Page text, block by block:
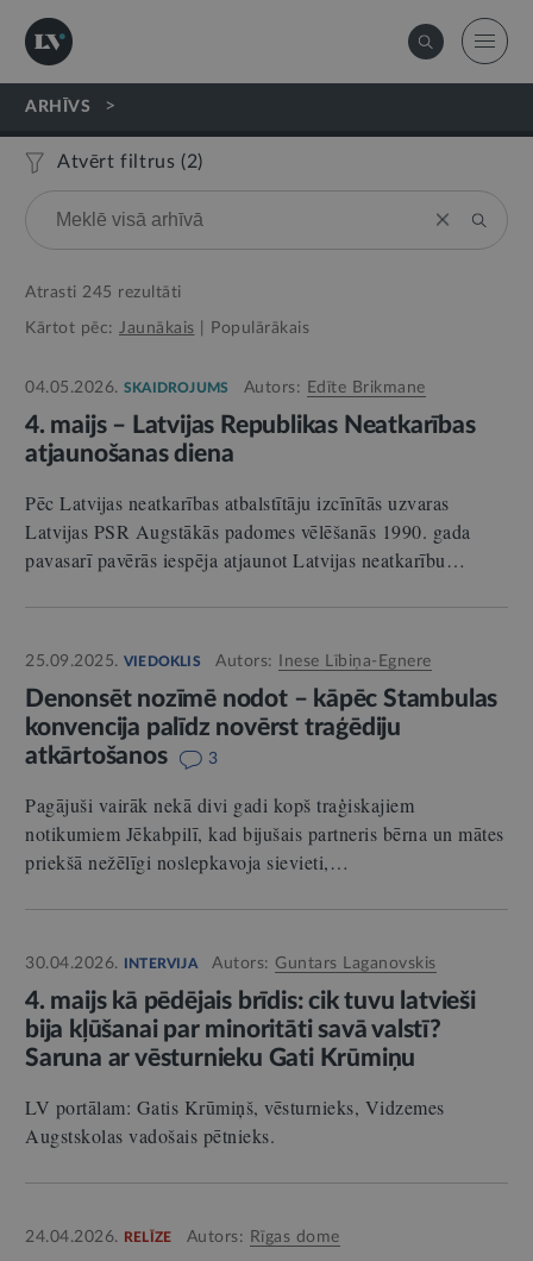
ARHĪVS >
Atvērt filtrus (2)
Atrasti 245 rezultāti
Kārtot pēc: Jaunākais Populārākais
04.05.2026. SKAIDROJUMS Autors: Edīte Brikmane
4. maijs – Latvijas Republikas Neatkarības
atjaunošanas diena
Pēc Latvijas neatkarības atbalstītāju izcīnītās uzvaras
Latvijas PSR Augstākās padomes vēlēšanās 1990. gada
pavasarī pavērās iespēja atjaunot Latvijas neatkarību…
25.09.2025. VIEDOKLIS Autors: Inese Lībiņa-Egnere
Denonsēt nozīmē nodot – kāpēc Stambulas
konvencija palīdz novērst traģēdiju
atkārtošanos
3
Pagājuši vairāk nekā divi gadi kopš traģiskajiem
notikumiem Jēkabpilī, kad bijušais partneris bērna un mātes
priekšā nežēlīgi noslepkavoja sievieti,…
30.04.2026. INTERVIJA Autors: Guntars Laganovskis
4. maijs kā pēdējais brīdis: cik tuvu latvieši
bija kļūšanai par minoritāti savā valstī?
Saruna ar vēsturnieku Gati Krūmiņu
LV portālam: Gatis Krūmiņš, vēsturnieks, Vidzemes
Augstskolas vadošais pētnieks.
24.04.2026. RELĪZE Autors: Rīgas dome